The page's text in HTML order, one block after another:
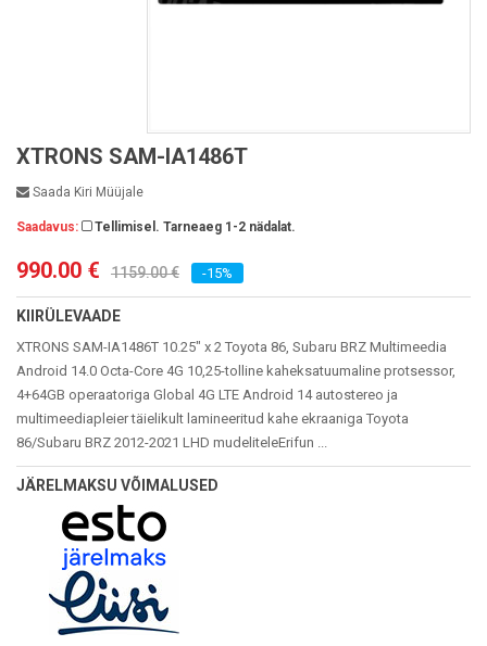
XTRONS SAM-IA1486T
Saada Kiri Müüjale
Saadavus: Tellimisel. Tarneaeg 1-2 nädalat.
990.00 € 1159.00 € -15%
KIIRÜLEVAADE
XTRONS SAM-IA1486T 10.25" x 2 Toyota 86, Subaru BRZ Multimeedia
Android 14.0 Octa-Core 4G 10,25-tolline kaheksatuumaline protsessor,
4+64GB operaatoriga Global 4G LTE Android 14 autostereo ja
multimeediapleier täielikult lamineeritud kahe ekraaniga Toyota
86/Subaru BRZ 2012-2021 LHD mudeliteleErifun ...
JÄRELMAKSU VÕIMALUSED